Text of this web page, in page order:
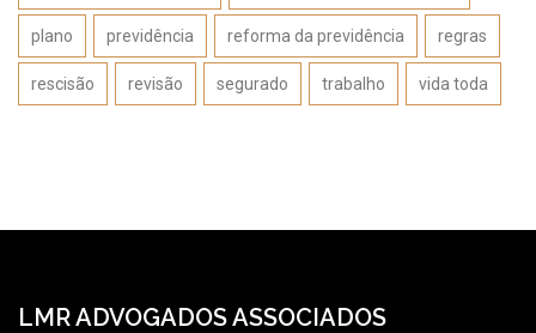
plano previdência reforma da previdência regras
rescisão revisão segurado trabalho vida toda
LMR ADVOGADOS ASSOCIADOS